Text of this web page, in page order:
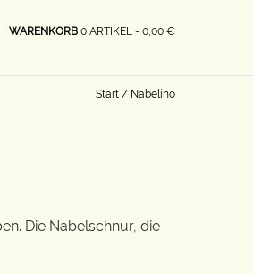
WARENKORB 0 ARTIKEL - 0,00 €
Start / Nabelino
Die Nabelschnur, die